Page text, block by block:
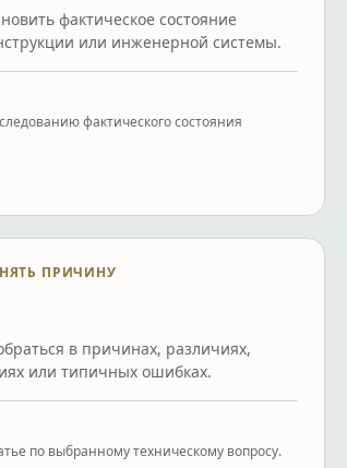
фактическое состояние
или инженерной системы.
фактического состояния
ПРИЧИНУ
в причинах, различиях,
или типичных ошибках.
по выбранному техническому вопросу.